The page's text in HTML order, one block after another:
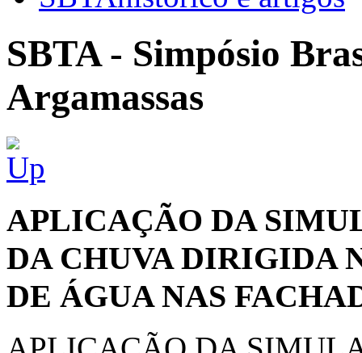
SBTA - Simpósio
Argamassas
APLICAÇÃO DA
DA CHUVA DIRIGIDA
DE ÁGUA NAS